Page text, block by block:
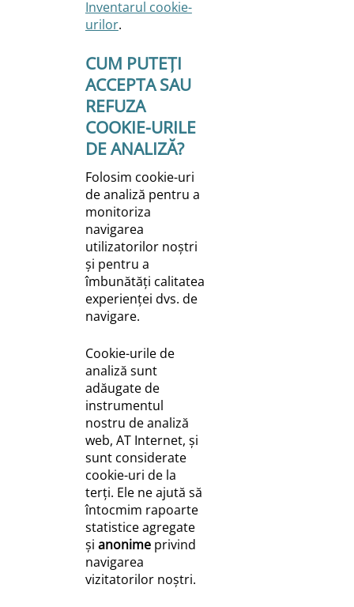
Inventarul cookie-
urilor.
CUM PUTEȚI
ACCEPTA SAU
REFUZA
COOKIE-URILE
DE ANALIZĂ?
Folosim cookie-uri
de analiză pentru a
monitoriza
navigarea
utilizatorilor noștri
și pentru a
îmbunătăți calitatea
experienței dvs. de
navigare.
Cookie-urile de
analiză sunt
adăugate de
instrumentul
nostru de analiză
web, AT Internet, și
sunt considerate
cookie-uri de la
terți. Ele ne ajută să
întocmim rapoarte
statistice agregate
și anonimeprivind
navigarea
vizitatorilor noștri.